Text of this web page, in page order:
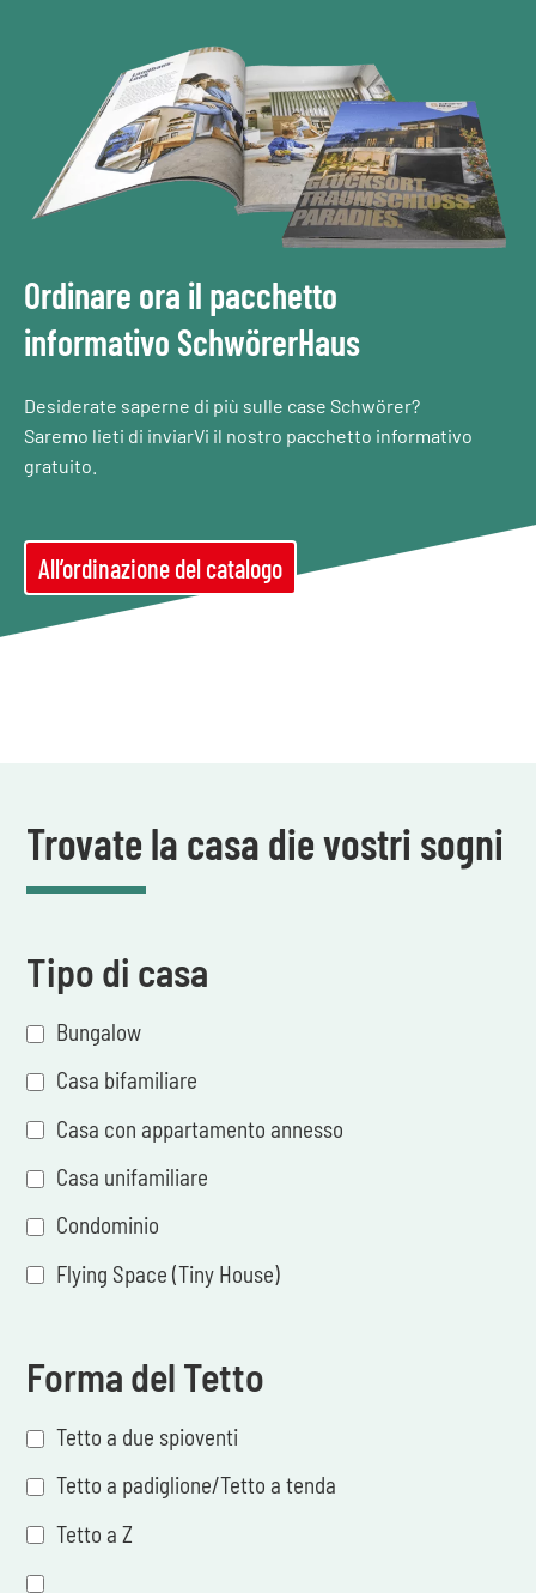
Ordinare ora il pacchetto
informativo SchwörerHaus
Desiderate saperne di più sulle case Schwörer?
Saremo lieti di inviarVi il nostro pacchetto informativo
gratuito.
All’ordinazione del catalogo
Trovate la casa die vostri sogni
Tipo di casa
Bungalow
Casa bifamiliare
Casa con appartamento annesso
Casa unifamiliare
Condominio
Flying Space (Tiny House)
Forma del Tetto
Tetto a due spioventi
Tetto a padiglione/Tetto a tenda
Tetto a Z